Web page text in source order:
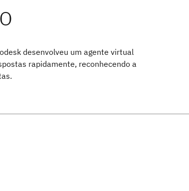
desenvolveu um agente virtual
rapidamente, reconhecendo a